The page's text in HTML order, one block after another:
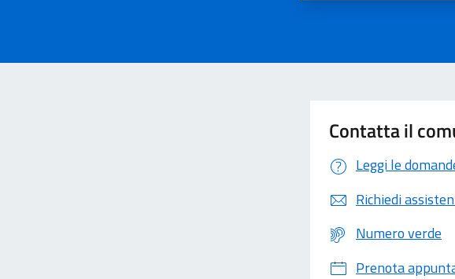
Contatta il
Leggi le
Richiedi
Numero verde
Prenota